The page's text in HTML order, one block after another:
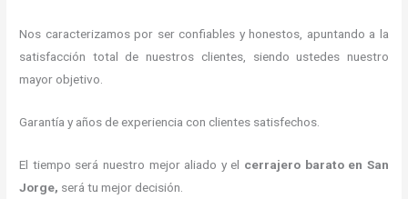
Nos caracterizamos por ser confiables y honestos, apuntando a la
satisfacción total de nuestros clientes, siendo ustedes nuestro
mayor objetivo.
Garantía y años de experiencia con clientes satisfechos.
El tiempo será nuestro mejor aliado y el cerrajero barato en San
Jorge, será tu mejor decisión.